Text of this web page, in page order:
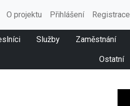
O projektu Přihlášení Registrace
Služby Zaměstnání
Ostatní